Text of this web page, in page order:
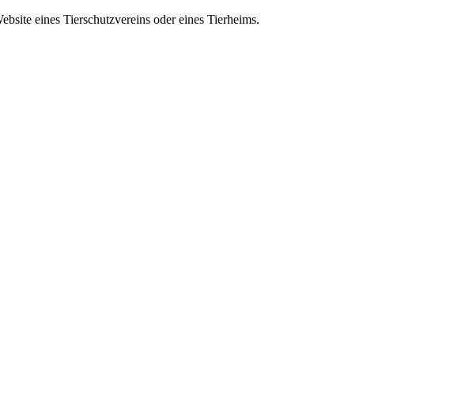
eines Tierschutzvereins oder eines Tierheims.